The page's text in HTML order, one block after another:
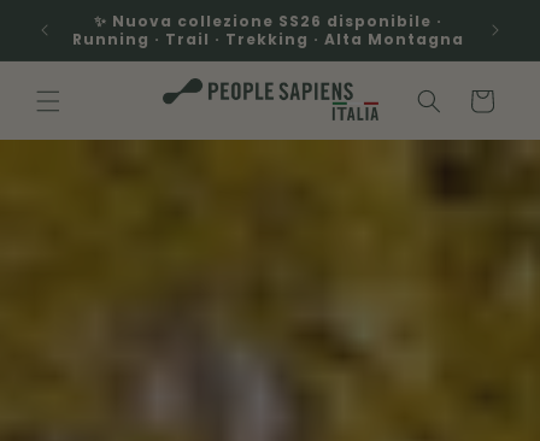
direttamente
ai contenuti
·
1992
✨ Nuova collezione SS26 disponibile ·
Running · Trail · Trekking · Alta Montagna
Carrello